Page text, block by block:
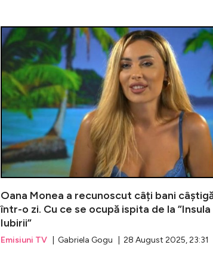
Oana Monea a recunoscut câți bani
într-o zi. Cu ce se ocupă ispita de la ”Insula
Iubirii”
Emisiuni TV | Gabriela Gogu | 28 August 2025, 23:31